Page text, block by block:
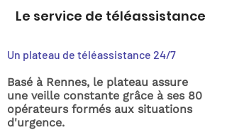
Le service de téléassistance
Un plateau de téléassistance 24/7
Basé à Rennes, le plateau assure
une veille constante grâce à ses 80
opérateurs formés aux situations
d'urgence.